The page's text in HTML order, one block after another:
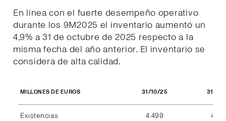
En línea con el fuerte desempeño operativo
durante los 9M2025 el inventario aumentó un
4,9% a 31 de octubre de 2025 respecto a la
misma fecha del año anterior. El inventario se
considera de alta calidad.
MILLONES DE EUROS 31/10/25 31/
Existencias 4.499